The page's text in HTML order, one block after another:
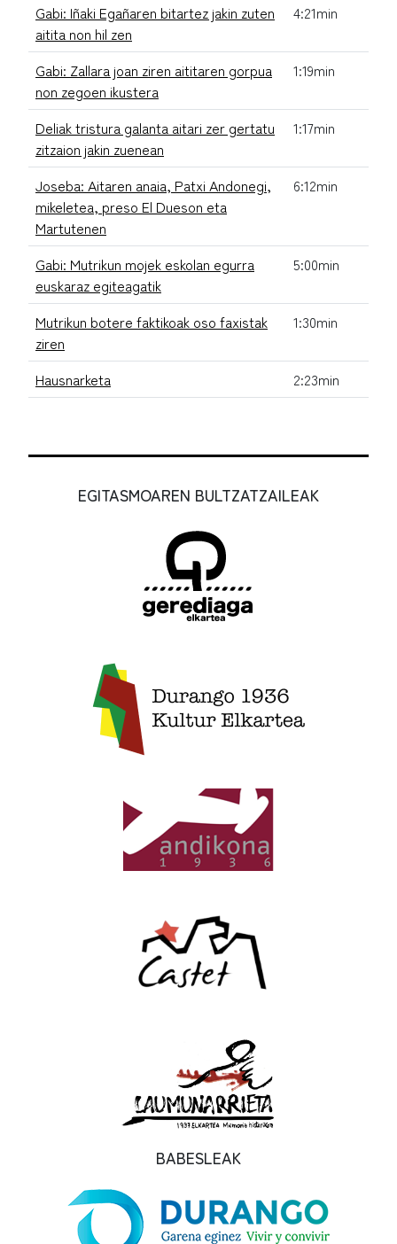
Gabi: Iñaki Egañaren bitartez jakin zuten
aitita non hil zen
4:21min
Gabi: Zallara joan ziren aititaren gorpua
non zegoen ikustera
1:19min
Deliak tristura galanta aitari zer gertatu
zitzaion jakin zuenean
1:17min
Joseba: Aitaren anaia, Patxi Andonegi,
mikeletea, preso El Dueson eta
Martutenen
6:12min
Gabi: Mutrikun mojek eskolan egurra
euskaraz egiteagatik
5:00min
Mutrikun botere faktikoak oso faxistak
ziren
1:30min
Hausnarketa 2:23min
EGITASMOAREN BULTZATZAILEAK
BABESLEAK